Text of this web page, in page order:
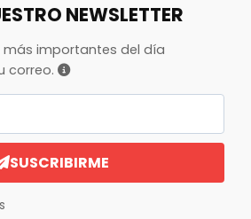
NEWSLETTER
más importantes del día
correo.
SUSCRIBIRME